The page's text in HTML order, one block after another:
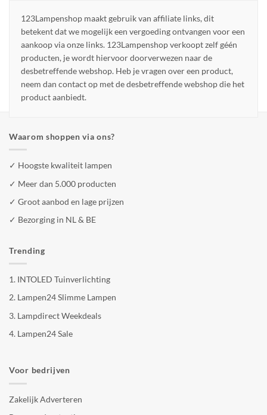
123Lampenshop maakt gebruik van affiliate links, dit
betekent dat we mogelijk een vergoeding ontvangen voor een
aankoop via onze links. 123Lampenshop verkoopt zelf géén
producten, je wordt hiervoor doorverwezen naar de
desbetreffende webshop. Heb je vragen over een product,
neem dan contact op met de desbetreffende webshop die het
product aanbiedt.
Waarom shoppen via ons?
✓ Hoogste kwaliteit lampen
✓ Meer dan 5.000 producten
✓ Groot aanbod en lage prijzen
✓ Bezorging in NL & BE
Trending
1. INTOLED Tuinverlichting
2. Lampen24 Slimme Lampen
3. Lampdirect Weekdeals
4. Lampen24 Sale
Voor bedrijven
Zakelijk Adverteren